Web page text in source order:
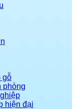
gỗ
phòng
hiện đại